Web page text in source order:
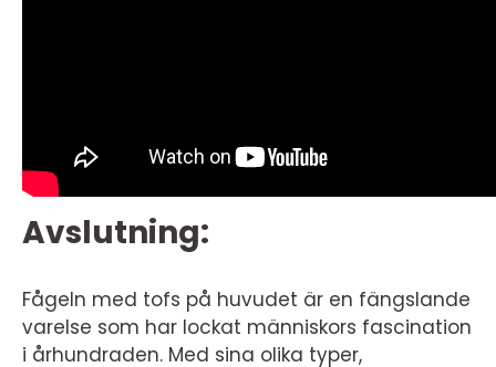
Avslutning:
Fågeln med tofs på huvudet är en fängslande
varelse som har lockat människors fascination
i århundraden. Med sina olika typer,